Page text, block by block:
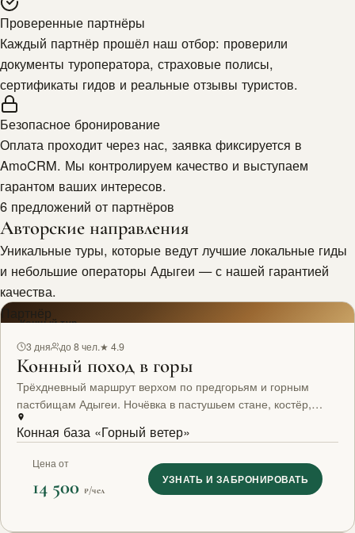
Проверенные партнёры
Каждый партнёр прошёл наш отбор: проверили
документы туроператора, страховые полисы,
сертификаты гидов и реальные отзывы туристов.
Безопасное бронирование
Оплата проходит через нас, заявка фиксируется в
AmoCRM. Мы контролируем качество и выступаем
гарантом ваших интересов.
6 предложений от партнёров
Авторские направления
Уникальные туры, которые ведут лучшие локальные гиды
и небольшие операторы Адыгеи — с нашей гарантией
качества.
Конный тур
Партнёр
3 дня до 8 чел.★ 4.9
Конный поход в горы
Трёхдневный маршрут верхом по предгорьям и горным
пастбищам Адыгеи. Ночёвка в пастушьем стане, костёр,
звёздное небо.
Конная база «Горный ветер»
Цена от
14 500 ₽/чел
УЗНАТЬ И ЗАБРОНИРОВАТЬ